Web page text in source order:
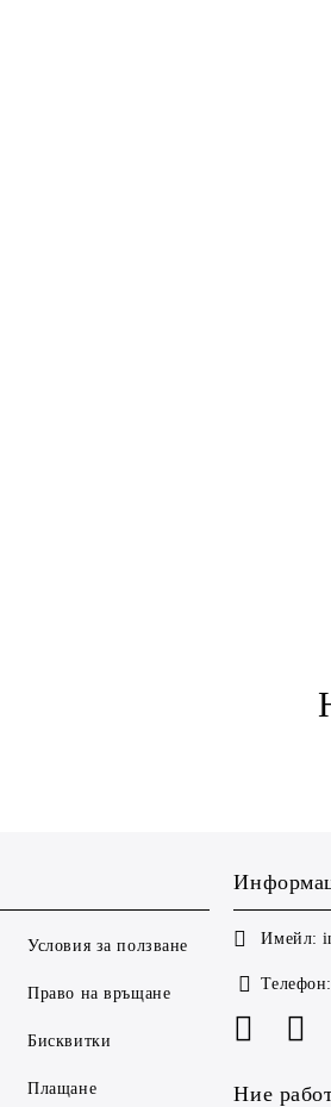
Условия за ползване
Право на връщане
Бисквитки
Плащане
Имейл:
Телефон:
Ние